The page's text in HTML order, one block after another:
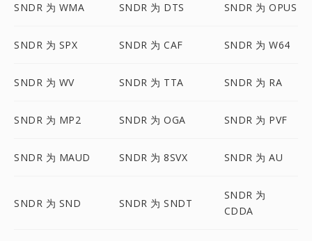
SNDR 为 WMA SNDR 为 DTS SNDR 为 OPUS
SNDR 为 SPX SNDR 为 CAF SNDR 为 W64
SNDR 为 WV SNDR 为 TTA SNDR 为 RA
SNDR 为 MP2 SNDR 为 OGA SNDR 为 PVF
SNDR 为 MAUD SNDR 为 8SVX SNDR 为 AU
SNDR 为 SND SNDR 为 SNDT
SNDR 为
CDDA